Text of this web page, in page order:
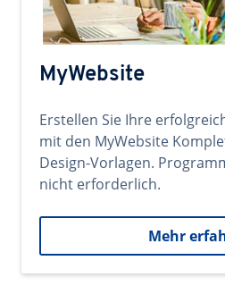
MyWebsite
Erstellen Sie Ihre
mit den MyWebsite
Design-Vorlagen.
nicht erforderlich.
Mehr